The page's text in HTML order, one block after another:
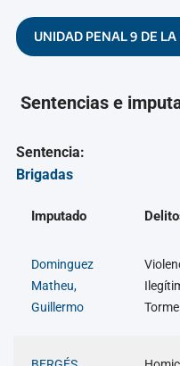
UNIDAD PENAL 9 DE LA
Sentencias e
Sentencia:
Brigadas
Imputado
Dominguez
Matheu,
Guillermo